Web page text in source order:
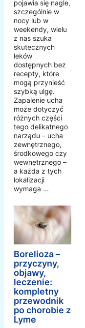
pojawia się nagle,
szczególnie w
nocy lub w
weekendy, wielu
z nas szuka
skutecznych
leków
dostępnych bez
recepty, które
mogą przynieść
szybką ulgę.
Zapalenie ucha
może dotyczyć
różnych części
tego delikatnego
narządu – ucha
zewnętrznego,
środkowego czy
wewnętrznego –
a każda z tych
lokalizacji
wymaga ...
Borelioza –
przyczyny,
objawy,
leczenie:
kompletny
przewodnik
po chorobie z
Lyme